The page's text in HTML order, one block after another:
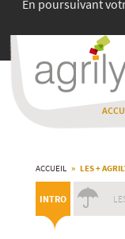
En poursuivant
ACCUEIL » LES +
INTRO